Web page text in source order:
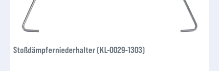
Stoßdämpferniederhalter (KL-0029-1303)